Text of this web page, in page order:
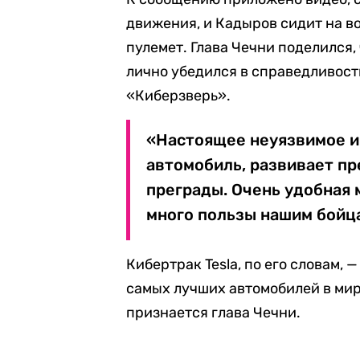
движения, и Кадыров сидит на
пулемет. Глава Чечни
лично убедился в
«Киберзверь».
«Настоящее неуязвимое
автомобиль, развивает
преграды. Очень удобная
много пользы нашим
Кибертрак Tesla, по его
самых лучших автомобилей в
признается глава Чечни.